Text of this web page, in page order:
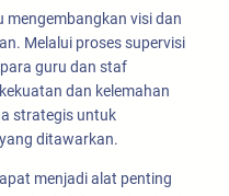
mengembangkan visi dan
Melalui proses supervisi
guru dan staf
dan kelemahan
strategis untuk
ditawarkan.
menjadi alat penting